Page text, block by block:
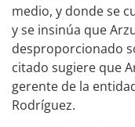
medio, y donde se
y se insinúa que
desproporcionado
citado sugiere que
gerente de la
Rodríguez.